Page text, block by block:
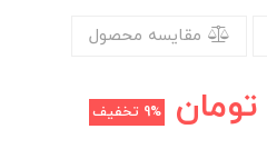
مقایسه محصول
تومان 9% تخفیف